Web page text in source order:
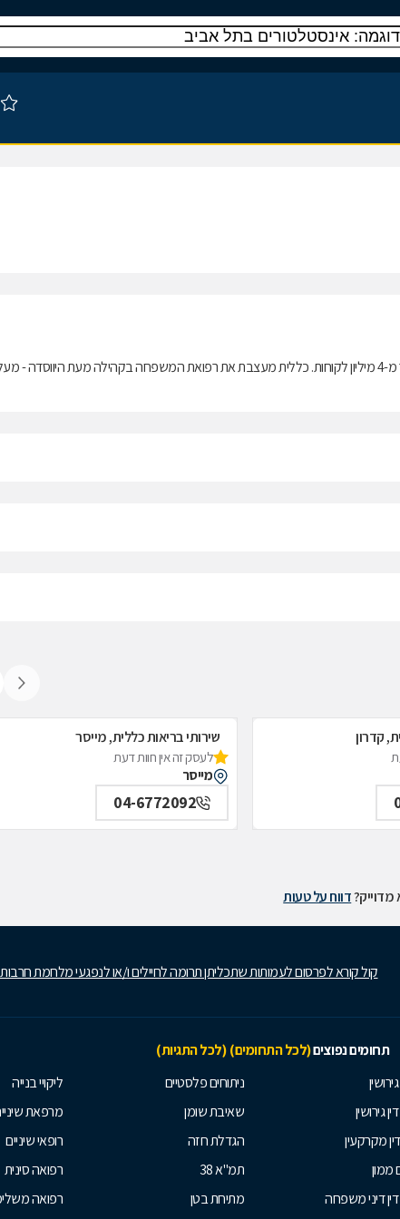
כללית, ארגון הבריאות הגדול והמתקדם בישראל, מעניקה שירותים רפואיים ליותר מ-4 מיליון לקוחות. כללית מעצבת את רפואת המשפחה בקהילה מעת היווסדה -
קדרון שירותי בריאות כללית, מייסר
לעסק זה אין חוות דעת
מייסר
04-6772092
דווח על טעות
קול קורא לפרסום לעמותות שתכליתן תרומה לחיילים ו/או לנפגעי מלחמת
תחומים נפוצים(לכל התחומים) (לכל התגיות)
גירושין
מקרקעין
דין דיני משפחה
ניתוחים פלסטיים
שאיבת שומן
הגדלת חזה
תמ"א 38
מתיחת בטן
ליקויי בנייה
מרפאת
רופאי שיניים
רפואה סינית
רפואה